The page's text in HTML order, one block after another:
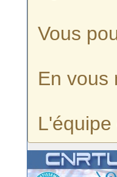
Vous
En vous